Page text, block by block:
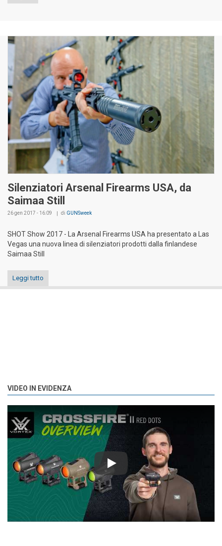
Silenziatori Arsenal Firearms USA, da
Saimaa Still
26 gen 2017 - 16:09 di GUNSweek
SHOT Show 2017 - La Arsenal Firearms USA ha presentato a Las
Vegas una nuova linea di silenziatori prodotti dalla finlandese
Saimaa Still
Leggi tutto
VIDEO IN EVIDENZA
Play